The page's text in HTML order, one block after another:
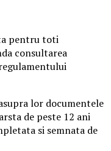
pentru toti
consultarea
lor documentele
de peste 12 ani
si semnata de